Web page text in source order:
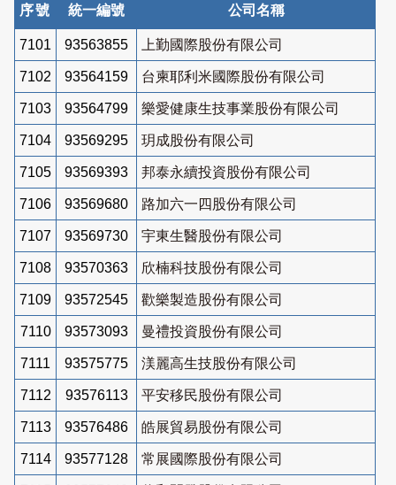
序號 統一編號 公司名稱
7101 93563855 上勤國際股份有限公司
7102 93564159 台柬耶利米國際股份有限公司
7103 93564799 樂愛健康生技事業股份有限公司
7104 93569295 玥成股份有限公司
7105 93569393 邦泰永續投資股份有限公司
7106 93569680 路加六一四股份有限公司
7107 93569730 宇東生醫股份有限公司
7108 93570363 欣楠科技股份有限公司
7109 93572545 歡樂製造股份有限公司
7110 93573093 曼禮投資股份有限公司
7111 93575775 渼麗高生技股份有限公司
7112 93576113 平安移民股份有限公司
7113 93576486 皓展貿易股份有限公司
7114 93577128 常展國際股份有限公司